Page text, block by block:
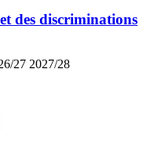
des discriminations
27 2027/28